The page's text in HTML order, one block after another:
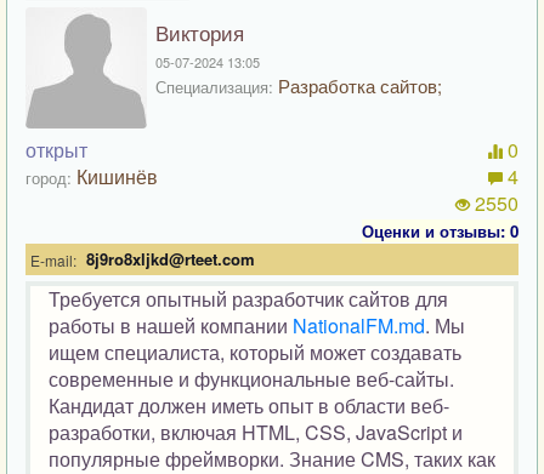
Виктория
05-07-2024 13:05
Специализация: Разработка сайтов;
открыт
город: Кишинёв
0
4
2550
Оценки и отзывы: 0
E-mail: 8j9ro8xljkd@rteet.com
Требуется опытный разработчик сайтов для
работы в нашей компании NationalFM.md. Мы
ищем специалиста, который может создавать
современные и функциональные веб-сайты.
Кандидат должен иметь опыт в области веб-
разработки, включая HTML, CSS, JavaScript и
популярные фреймворки. Знание CMS, таких как